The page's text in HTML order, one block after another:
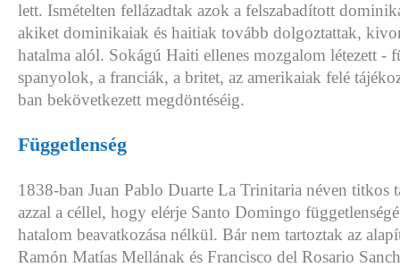
lett. Ismételten fellázadtak azok a felszabadított
akiket dominikaiak és haitiak tovább dolgoztattak,
hatalma alól. Sokágú Haiti ellenes mozgalom létezett -
spanyolok, a franciák, a britet, az amerikaiak felé
ban bekövetkezett megdöntéséig.
Függetlenség
1838-ban Juan Pablo Duarte La Trinitaria néven titkos
azzal a céllel, hogy elérje Santo Domingo
hatalom beavatkozása nélkül. Bár nem tartoztak az
Ramón Matías Mellának és Francisco del Rosario